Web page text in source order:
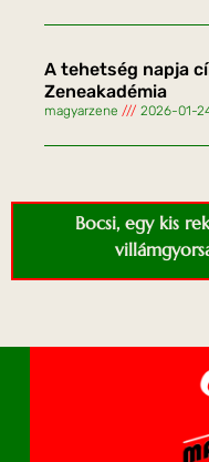
A tehetség napja
Zeneakadémia
magyarzene 2026-01-
Bocsi, egy kis